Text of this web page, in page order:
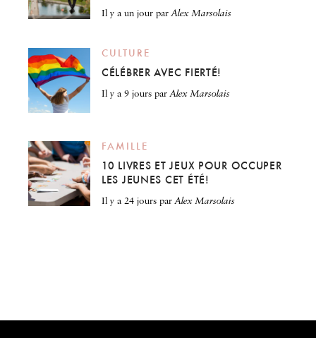
il y a un jour parAlex Marsolais
CULTURE
CÉLÉBRER AVEC FIERTÉ!
il y a 9 jours parAlex Marsolais
FAMILLE
10 LIVRES ET JEUX POUR OCCUPER
LES JEUNES CET ÉTÉ!
il y a 24 jours parAlex Marsolais